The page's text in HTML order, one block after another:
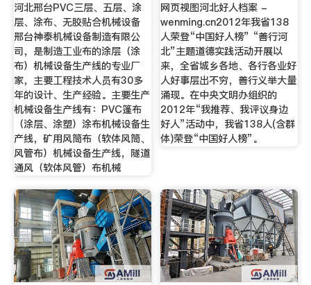
河北邢台PVC三层、五层、涂
层、涂布、无胶贴合机械设备
邢台神泰机械设备制造有限公
司，是制造工业布的涂层（涂
布）机械设备生产线的专业厂
家，主要工程技术人员有30多
年的设计、生产经验。主要生产
机械设备生产线有：PVC篷布
（涂层、涂塑）涂布机械设备生
产线，矿用风筒布（软体风筒、
风管布）机械设备生产线，隧道
通风（软体风管）布机械
网页视图河北好人档案 -
wenming.cn2012年我省138
人荣登“中国好人榜” “善行河
北”主题道德实践活动开展以
来，全省城乡各地、各行各业好
人好事层出不穷，善行义举大量
涌现。在中央文明办组织的
2012年“我推荐、我评议身边
好人”活动中，我省138人(含群
体)荣登“中国好人榜”。